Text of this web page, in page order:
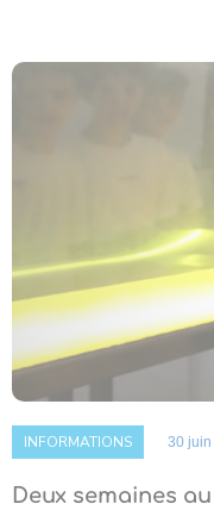
INFORMATIONS 30 juin
Deux semaines